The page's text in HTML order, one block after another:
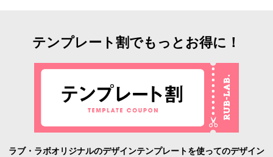
テンプレート割でもっとお得に！
ラブ・ラボオリジナルのデザインテンプレートを使ってのデザイン